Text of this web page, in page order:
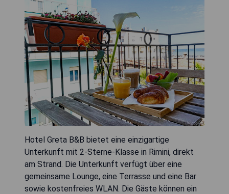
Hotel Greta B&B bietet eine einzigartige
Unterkunft mit 2-Sterne-Klasse in Rimini, direkt
am Strand. Die Unterkunft verfügt über eine
gemeinsame Lounge, eine Terrasse und eine Bar
sowie kostenfreies WLAN. Die Gäste können ein